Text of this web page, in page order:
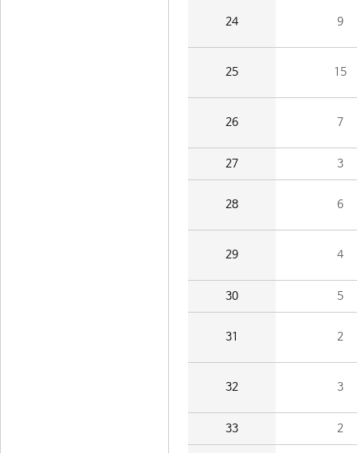
24 9
25 15
26 7
27 3
28 6
29 4
30 5
31 2
32 3
33 2